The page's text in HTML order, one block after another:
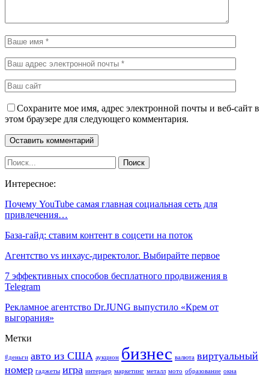
Сохраните мое имя, адрес электронной почты и веб-сайт в
этом браузере для следующего комментария.
Интересное:
Почему YouTube самая главная социальная сеть для
привлечения…
База-гайд: ставим контент в соцсети на поток
Агентство vs инхаус-директолог. Выбирайте первое
7 эффективных способов бесплатного продвижения в
Telegram
Рекламное агентство Dr.JUNG выпустило «Крем от
выгорания»
Метки
#деньги авто из США аукцион бизнес валюта виртуальный
номер гаджеты игра интерьер маркетинг металл мото образование окна